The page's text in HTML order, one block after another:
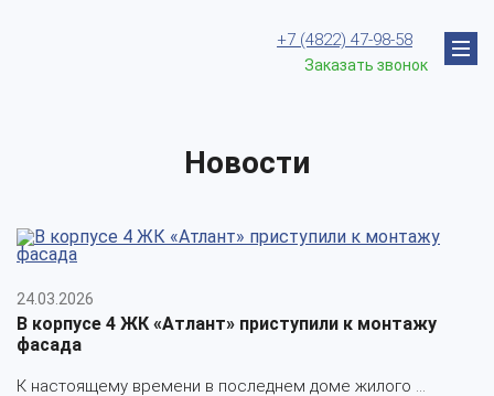
+7 (4822) 47-98-58
Заказать звонок
Новости
24.03.2026
В корпусе 4 ЖК «Атлант» приступили к монтажу
фасада
К настоящему времени в последнем доме жилого ...